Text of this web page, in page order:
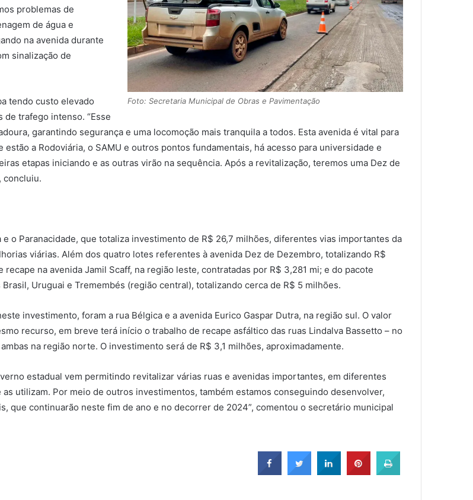
Foto: Secretaria Municipal de Obras e Pavimentação
problemas de
de água e
na avenida durante
sinalização de
tendo custo elevado
trafego intenso. “Esse
garantindo segurança e uma locomoção mais tranquila a todos. Esta avenida é vital para
a Rodoviária, o SAMU e outros pontos fundamentais, há acesso para universidade e
etapas iniciando e as outras virão na sequência. Após a revitalização, teremos uma Dez de
concluiu.
o Paranacidade, que totaliza investimento de R$ 26,7 milhões, diferentes vias importantes da
viárias. Além dos quatro lotes referentes à avenida Dez de Dezembro, totalizando R$
na avenida Jamil Scaff, na região leste, contratadas por R$ 3,281 mi; e do pacote
Uruguai e Tremembés (região central), totalizando cerca de R$ 5 milhões.
investimento, foram a rua Bélgica e a avenida Eurico Gaspar Dutra, na região sul. O valor
recurso, em breve terá início o trabalho de recape asfáltico das ruas Lindalva Bassetto – no
na região norte. O investimento será de R$ 3,1 milhões, aproximadamente.
estadual vem permitindo revitalizar várias ruas e avenidas importantes, em diferentes
utilizam. Por meio de outros investimentos, também estamos conseguindo desenvolver,
que continuarão neste fim de ano e no decorrer de 2024”, comentou o secretário municipal